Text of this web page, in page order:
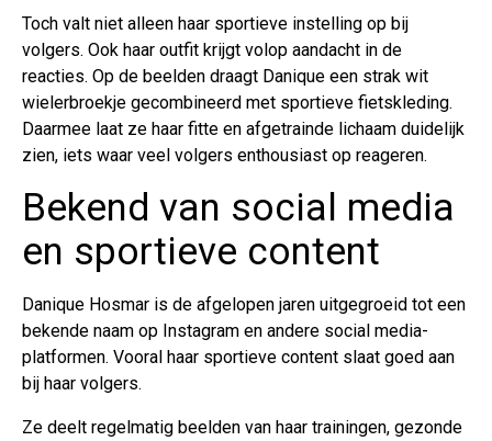
Toch valt niet alleen haar sportieve instelling op bij
volgers. Ook haar outfit krijgt volop aandacht in de
reacties. Op de beelden draagt Danique een strak wit
wielerbroekje gecombineerd met sportieve fietskleding.
Daarmee laat ze haar fitte en afgetrainde lichaam duidelijk
zien, iets waar veel volgers enthousiast op reageren.
Bekend van social media
en sportieve content
Danique Hosmar is de afgelopen jaren uitgegroeid tot een
bekende naam op Instagram en andere social media-
platformen. Vooral haar sportieve content slaat goed aan
bij haar volgers.
Ze deelt regelmatig beelden van haar trainingen, gezonde